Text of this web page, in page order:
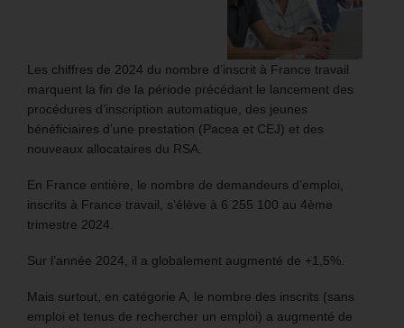
Les chiffres de 2024 du nombre d’inscrit à France travail
marquent la fin de la période précédant le lancement des
procédures d’inscription automatique, des jeunes
bénéficiaires d’une prestation (Pacea et CEJ) et des
nouveaux allocataires du RSA.
En France entière, le nombre de demandeurs d’emploi,
inscrits à France travail, s’élève à 6 255 100 au 4ème
trimestre 2024.
Sur l’année 2024, il a globalement augmenté de +1,5%.
Mais surtout, en catégorie A, le nombre des inscrits (sans
emploi et tenus de rechercher un emploi) a augmenté de